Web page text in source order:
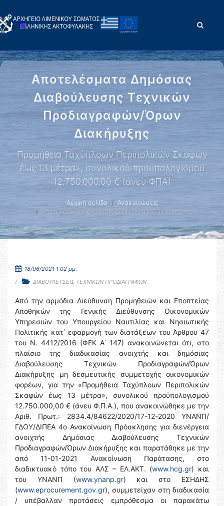
Αποτελέσματα Δημόσιας
Διαβούλευσης Τεχνικών
Προδιαγραφών/Όρων
Διακήρυξης
Προμήθεια Ταχύπλοων Περιπολικών Σκαφών
έως 13 μέτρα», συνολικού προϋπολογισμού
12.750.000,00 € (άνευ ΦΠΑ)
Αρχική σελίδα
Ανακοινώσεις
Αποτελέσματα Δημόσιας Διαβούλευσης Τεχνικών …
18/06/2021 1:02 μμ.
ΔΙΑΒΟΥΛΕΥΣΕΙΣ ΤΕΧΝΙΚΩΝ ΠΡΟΔΙΑΓΡΑΦΩΝ
Από την αρμόδια Διεύθυνση Προμηθειών και Εποπτείας
Αποθηκών της Γενικής Διεύθυνσης Οικονομικών
Υπηρεσιών του Υπουργείου Ναυτιλίας και Νησιωτικής
Πολιτικής κατ΄ εφαρμογή των διατάξεων του Άρθρου 47
του Ν. 4412/2016 (ΦΕΚ Α΄ 147) ανακοινώνεται ότι, στο
πλαίσιο της διαδικασίας ανοιχτής και δημόσιας
Διαβούλευσης Τεχνικών Προδιαγραφών/Όρων
Διακήρυξης μη δεσμευτικής συμμετοχής οικονομικών
φορέων, για την «Προμήθεια Ταχύπλοων Περιπολικών
Σκαφών έως 13 μέτρα», συνολικού προϋπολογισμού
12.750.000,00 € (άνευ Φ.Π.Α.), που ανακοινώθηκε με την
Αριθ. Πρωτ.: 2834.4/84622/2020/17-12-2020 ΥΝΑΝΠ/
ΓΔΟΥ/ΔΙΠΕΑ 4ο Ανακοίνωση Πρόσκλησης για διενέργεια
ανοιχτής Δημόσιας Διαβούλευσης Τεχνικών
Προδιαγραφών/Όρων Διακήρυξης και παρατάθηκε με την
από 11-01-2021 Ανακοίνωση Παράτασης, στο
διαδικτυακό τόπο του ΑΛΣ – ΕΛ.ΑΚΤ. (www.hcg.gr) και
του YNANΠ (www.ynanp.gr) και στο ΕΣΗΔΗΣ
(www.eprocurement.gov.gr), συμμετείχαν στη διαδικασία
/ υπέβαλλαν προτάσεις εμπρόθεσμα οι παρακάτω